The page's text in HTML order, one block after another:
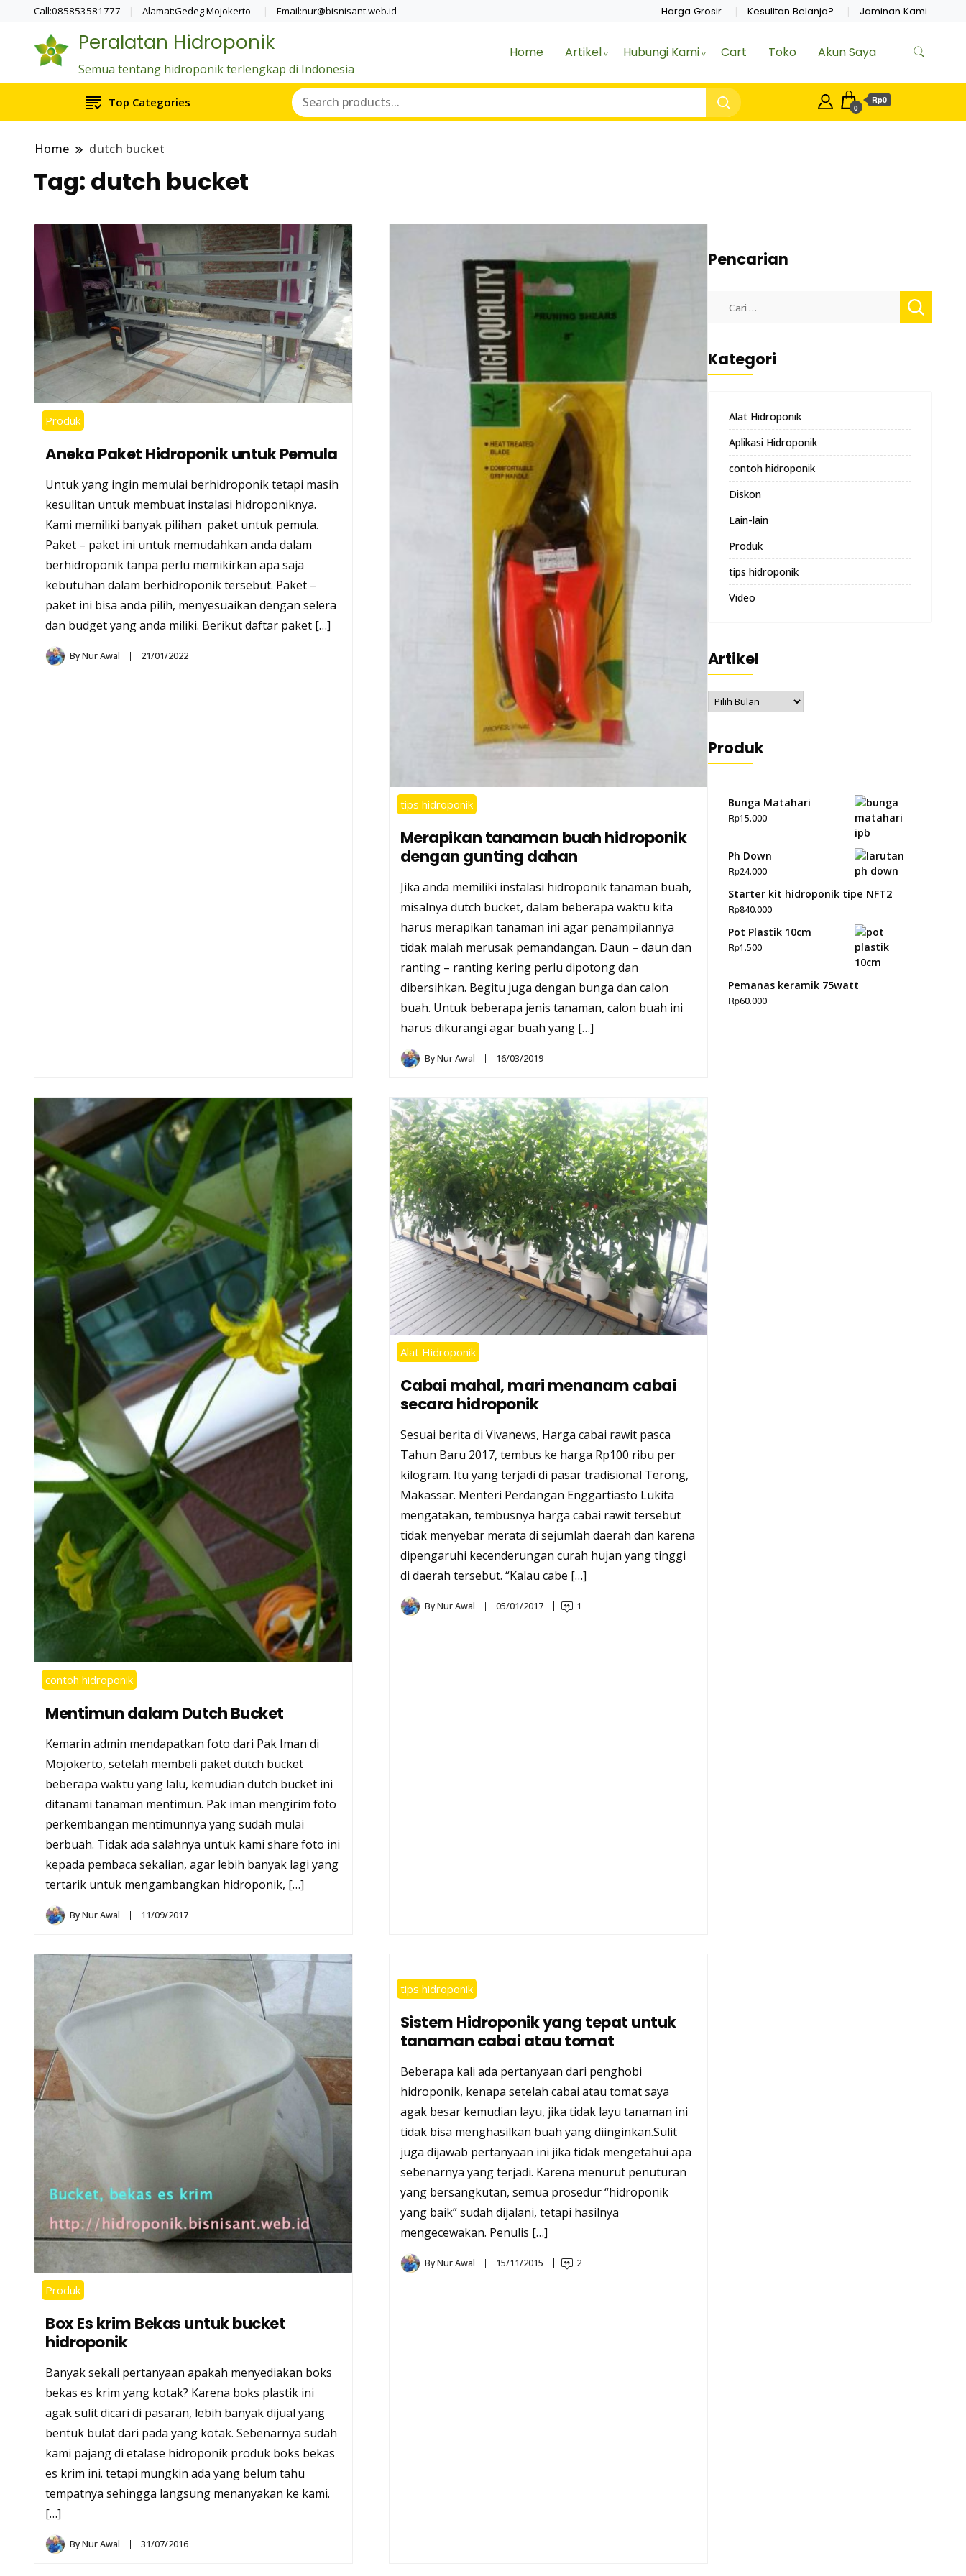
Call:085853581777 Alamat:Gedeg Mojokerto Email:nur@bisnisant.web.id Harga Grosir Kesulitan Belanja? Jaminan Kami
Peralatan Hidroponik
Semua tentang hidroponik terlengkap di Indonesia
Home Artikel Hubungi Kami Cart Toko Akun Saya
Top Categories 0
Rp0
Home dutch bucket
Tag: dutch bucket
Produk
Aneka Paket Hidroponik untuk Pemula
Untuk yang ingin memulai berhidroponik tetapi masih
kesulitan untuk membuat instalasi hidroponiknya.
Kami memiliki banyak pilihan paket untuk pemula.
Paket – paket ini untuk memudahkan anda dalam
berhidroponik tanpa perlu memikirkan apa saja
kebutuhan dalam berhidroponik tersebut. Paket –
paket ini bisa anda pilih, menyesuaikan dengan selera
dan budget yang anda miliki. Berikut daftar paket […]
ByNur Awal 21/01/2022
tips hidroponik
Merapikan tanaman buah hidroponik
dengan gunting dahan
Jika anda memiliki instalasi hidroponik tanaman buah,
misalnya dutch bucket, dalam beberapa waktu kita
harus merapikan tanaman ini agar penampilannya
tidak malah merusak pemandangan. Daun – daun dan
ranting – ranting kering perlu dipotong dan
dibersihkan. Begitu juga dengan bunga dan calon
buah. Untuk beberapa jenis tanaman, calon buah ini
harus dikurangi agar buah yang […]
ByNur Awal 16/03/2019
contoh hidroponik
Mentimun dalam Dutch Bucket
Kemarin admin mendapatkan foto dari Pak Iman di
Mojokerto, setelah membeli paket dutch bucket
beberapa waktu yang lalu, kemudian dutch bucket ini
ditanami tanaman mentimun. Pak iman mengirim foto
perkembangan mentimunnya yang sudah mulai
berbuah. Tidak ada salahnya untuk kami share foto ini
kepada pembaca sekalian, agar lebih banyak lagi yang
tertarik untuk mengambangkan hidroponik, […]
ByNur Awal 11/09/2017
Alat Hidroponik
Cabai mahal, mari menanam cabai
secara hidroponik
Sesuai berita di Vivanews, Harga cabai rawit pasca
Tahun Baru 2017, tembus ke harga Rp100 ribu per
kilogram. Itu yang terjadi di pasar tradisional Terong,
Makassar. Menteri Perdangan Enggartiasto Lukita
mengatakan, tembusnya harga cabai rawit tersebut
tidak menyebar merata di sejumlah daerah dan karena
dipengaruhi kecenderungan curah hujan yang tinggi
di daerah tersebut. “Kalau cabe […]
ByNur Awal 05/01/2017 1
Produk
Box Es krim Bekas untuk bucket
hidroponik
Banyak sekali pertanyaan apakah menyediakan boks
bekas es krim yang kotak? Karena boks plastik ini
agak sulit dicari di pasaran, lebih banyak dijual yang
bentuk bulat dari pada yang kotak. Sebenarnya sudah
kami pajang di etalase hidroponik produk boks bekas
es krim ini. tetapi mungkin ada yang belum tahu
tempatnya sehingga langsung menanyakan ke kami.
[…]
ByNur Awal 31/07/2016
tips hidroponik
Sistem Hidroponik yang tepat untuk
tanaman cabai atau tomat
Beberapa kali ada pertanyaan dari penghobi
hidroponik, kenapa setelah cabai atau tomat saya
agak besar kemudian layu, jika tidak layu tanaman ini
tidak bisa menghasilkan buah yang diinginkan.Sulit
juga dijawab pertanyaan ini jika tidak mengetahui apa
sebenarnya yang terjadi. Karena menurut penuturan
yang bersangkutan, semua prosedur “hidroponik
yang baik” sudah dijalani, tetapi hasilnya
mengecewakan. Penulis […]
ByNur Awal 15/11/2015 2
Pencarian
untuk:
Kategori
Alat Hidroponik
Aplikasi Hidroponik
contoh hidroponik
Diskon
Lain-lain
Produk
tips hidroponik
Video
Artikel
Artikel
Produk
Bunga Matahari
Rp15.000
Ph Down
Rp24.000
Starter kit hidroponik tipe NFT2
Rp840.000
Pot Plastik 10cm
Rp1.500
Pemanas keramik 75watt
Rp60.000